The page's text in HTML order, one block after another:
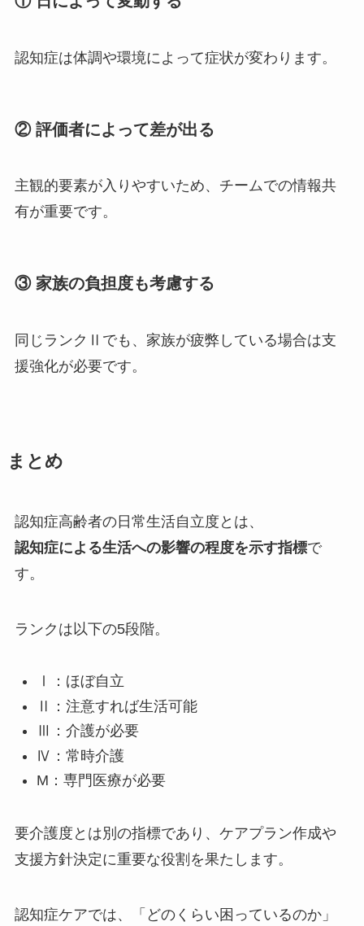
認知症は体調や環境によって症状が変わります。
② 評価者によって差が出る
主観的要素が入りやすいため、チームでの情報共
有が重要です。
③ 家族の負担度も考慮する
同じランクⅡでも、家族が疲弊している場合は支
援強化が必要です。
まとめ
認知症高齢者の日常生活自立度とは、
認知症による生活への影響の程度を示す指標で
す。
ランクは以下の5段階。
Ⅰ：ほぼ自立
Ⅱ：注意すれば生活可能
Ⅲ：介護が必要
Ⅳ：常時介護
M：専門医療が必要
要介護度とは別の指標であり、ケアプラン作成や
支援方針決定に重要な役割を果たします。
認知症ケアでは、「どのくらい困っているのか」